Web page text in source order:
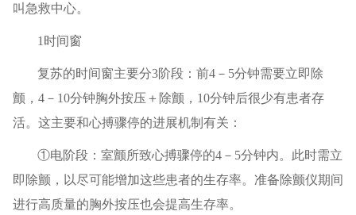
叫急救中心。
1时间窗
复苏的时间窗主要分3阶段：前4－5分钟需要立即除
颤，4－10分钟胸外按压＋除颤，10分钟后很少有患者存
活。这主要和心搏骤停的进展机制有关：
①电阶段：室颤所致心搏骤停的4－5分钟内。此时需立
即除颤，以尽可能增加这些患者的生存率。准备除颤仪期间
进行高质量的胸外按压也会提高生存率。